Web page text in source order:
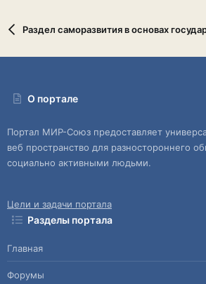
Раздел саморазвития в основах
О портале
Портал МИР-Союз предоставляет
веб пространство для разностороннего
социально активными людьми.
Цели и задачи портала
Разделы портала
Главная
Форумы